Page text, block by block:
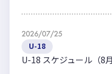
2026/07/25
U-18
U-18 スケジュール（8